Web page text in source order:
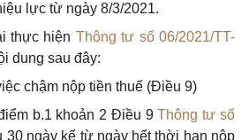
lực từ ngày 8/3/2021.
thực hiện Thông tư số 06/2021/TT-
dung sau đây:
chậm nộp tiền thuế (Điều 9)
b.1 khoản 2 Điều 9Thông tư số
30 ngày kể từ ngày hết thời hạn nộp